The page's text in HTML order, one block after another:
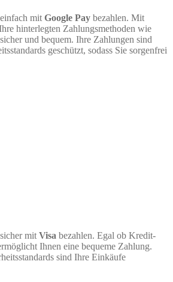
mit Google Pay bezahlen. Mit
hinterlegten Zahlungsmethoden wie
und bequem. Ihre Zahlungen sind
geschützt, sodass Sie sorgenfrei
mit Visa bezahlen. Egal ob Kredit-
Ihnen eine bequeme Zahlung.
sind Ihre Einkäufe